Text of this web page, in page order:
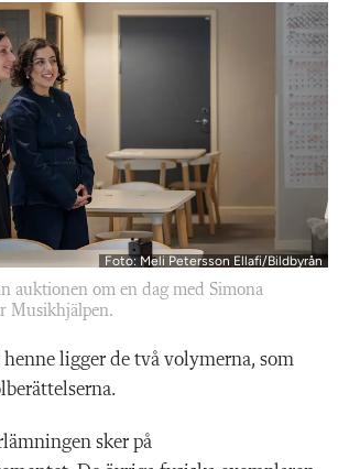
Foto: Meli Petersson Ellafi/Bildbyrån
auktionen om en dag med Simona
Musikhjälpen.
ligger de två volymerna, som
sker på